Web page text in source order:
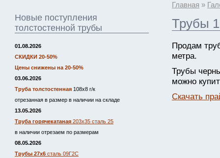
Новые поступления
толстостенной трубы
01.08.2026
СКИДКИ 20-50%
Цены снижены на 20-50%
03.06.2026
Труба толстостенная 108х8 г/к
отрезанная в размер в наличии на складе
13.05.2026
Труба горячекатаная 203х35 сталь 25
в наличии отрезаем по размерам
08.05.2026
Трубы 27х6 сталь 09Г2С
Главная »
Трубы
Продам
метра.
Трубы
можно
Скачать